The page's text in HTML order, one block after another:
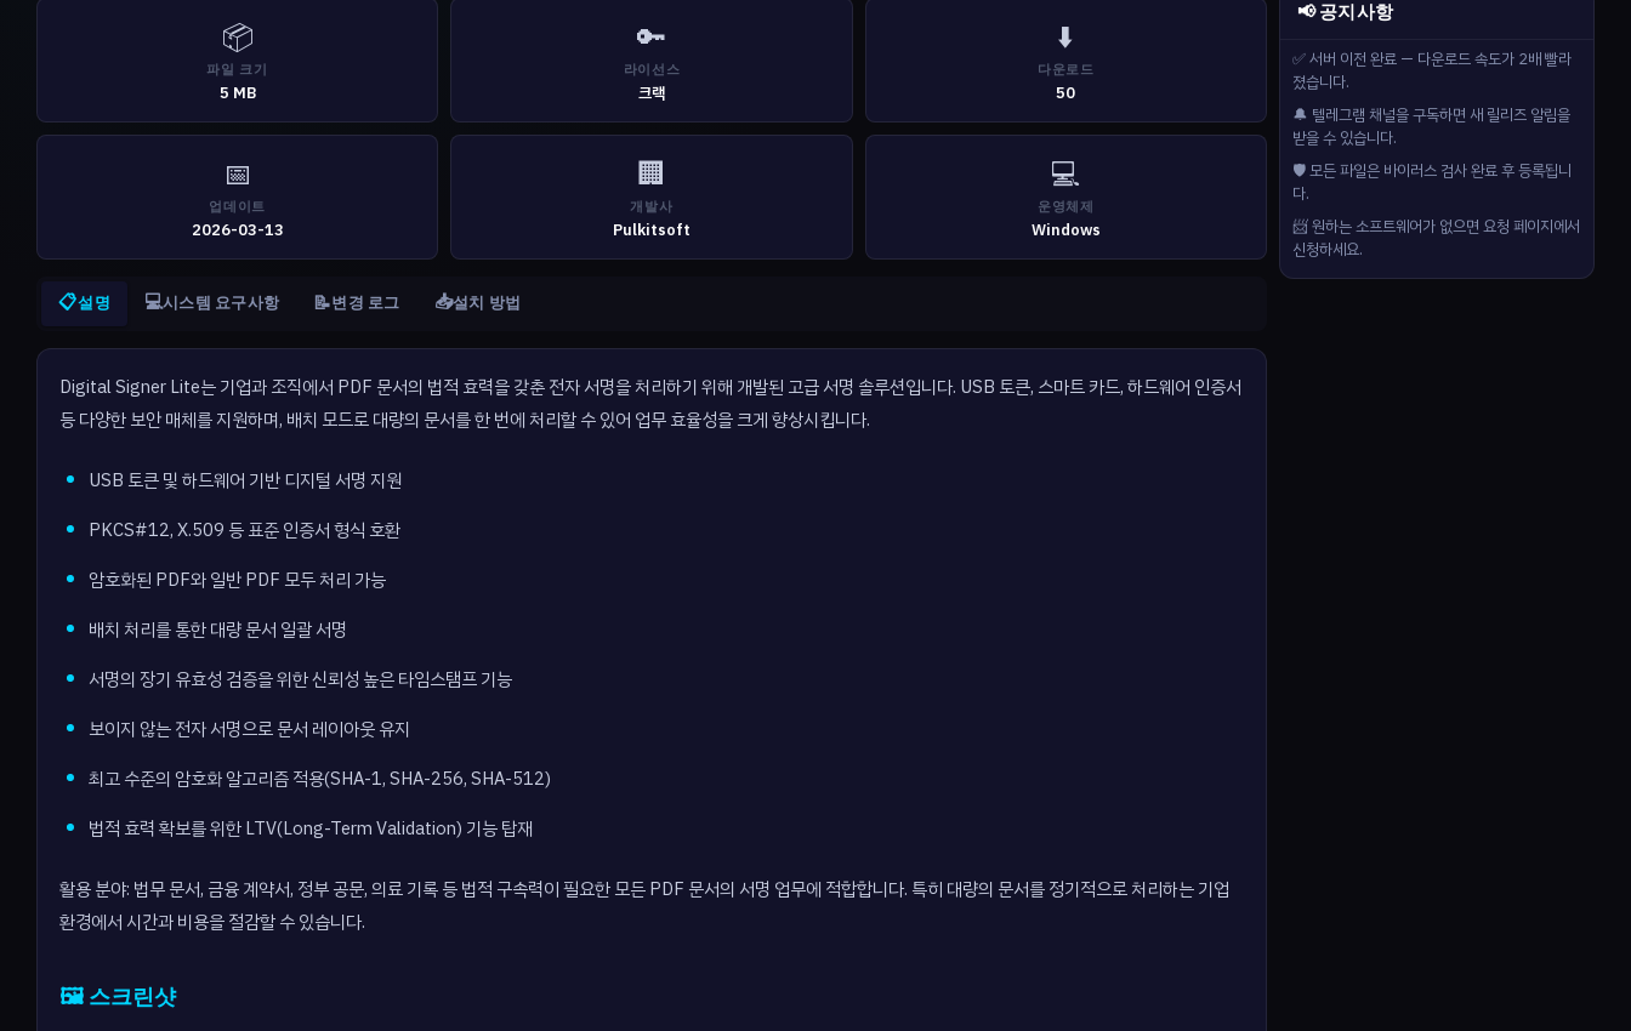
📦
파일 크기
5 MB
🔑
라이선스
크랙
⬇️
다운로드
50
📅
업데이트
2026-03-13
🏢
개발사
Pulkitsoft
💻
운영체제
Windows
📋설명 💻시스템 요구사항 📝변경 로그 📥설치 방법
Digital Signer Lite는 기업과 조직에서 PDF 문서의 법적 효력을 갖춘 전자 서명을 처리하기 위해 개발된 고급 서명 솔루션입니다. USB 토큰, 스마트 카드, 하드웨어 인증서
등 다양한 보안 매체를 지원하며, 배치 모드로 대량의 문서를 한 번에 처리할 수 있어 업무 효율성을 크게 향상시킵니다.
USB 토큰 및 하드웨어 기반 디지털 서명 지원
PKCS#12, X.509 등 표준 인증서 형식 호환
암호화된 PDF와 일반 PDF 모두 처리 가능
배치 처리를 통한 대량 문서 일괄 서명
서명의 장기 유효성 검증을 위한 신뢰성 높은 타임스탬프 기능
보이지 않는 전자 서명으로 문서 레이아웃 유지
최고 수준의 암호화 알고리즘 적용(SHA-1, SHA-256, SHA-512)
법적 효력 확보를 위한 LTV(Long-Term Validation) 기능 탑재
활용 분야: 법무 문서, 금융 계약서, 정부 공문, 의료 기록 등 법적 구속력이 필요한 모든 PDF 문서의 서명 업무에 적합합니다. 특히 대량의 문서를 정기적으로 처리하는 기업
환경에서 시간과 비용을 절감할 수 있습니다.
🖼️ 스크린샷
📢 공지사항
✅ 서버 이전 완료 — 다운로드 속도가 2배 빨라
졌습니다.
🔔 텔레그램 채널을 구독하면 새 릴리즈 알림을
받을 수 있습니다.
🛡️ 모든 파일은 바이러스 검사 완료 후 등록됩니
다.
📨 원하는 소프트웨어가 없으면 요청 페이지에서
신청하세요.